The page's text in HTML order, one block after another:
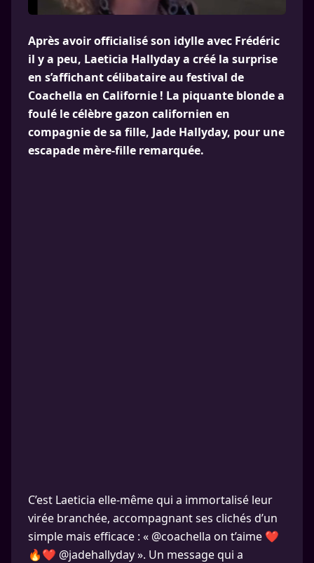
Après avoir officialisé son idylle avec Frédéric
il y a peu, Laeticia Hallyday a créé la surprise
en s’affichant célibataire au festival de
Coachella en Californie ! La piquante blonde a
foulé le célèbre gazon californien en
compagnie de sa fille, Jade Hallyday, pour une
escapade mère-fille remarquée.
C’est Laeticia elle-même qui a immortalisé leur
virée branchée, accompagnant ses clichés d’un
simple mais efficace : « @coachella on t’aime ❤️
🔥❤️ @jadehallyday ». Un message qui a